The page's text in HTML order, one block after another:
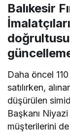
Balıkesir
Daha öncel
satılırken,
düşürülen
Başkanı
müşterilerini